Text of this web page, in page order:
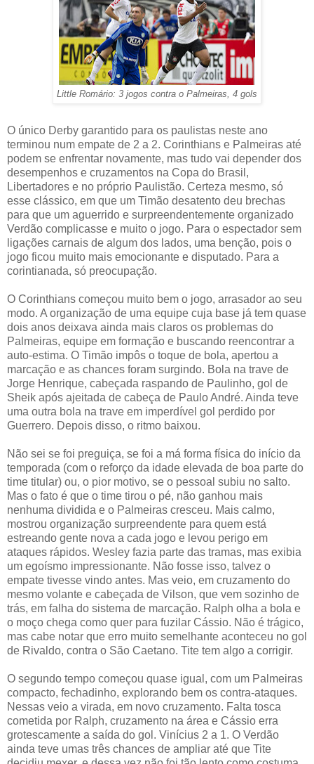
Little Romário: 3 jogos contra o Palmeiras, 4 gols
O único Derby garantido para os paulistas neste ano
terminou num empate de 2 a 2. Corinthians e Palmeiras até
podem se enfrentar novamente, mas tudo vai depender dos
desempenhos e cruzamentos na Copa do Brasil,
Libertadores e no próprio Paulistão. Certeza mesmo, só
esse clássico, em que um Timão desatento deu brechas
para que um aguerrido e surpreendentemente organizado
Verdão complicasse e muito o jogo. Para o espectador sem
ligações carnais de algum dos lados, uma benção, pois o
jogo ficou muito mais emocionante e disputado. Para a
corintianada, só preocupação.
O Corinthians começou muito bem o jogo, arrasador ao seu
modo. A organização de uma equipe cuja base já tem quase
dois anos deixava ainda mais claros os problemas do
Palmeiras, equipe em formação e buscando reencontrar a
auto-estima. O Timão impôs o toque de bola, apertou a
marcação e as chances foram surgindo. Bola na trave de
Jorge Henrique, cabeçada raspando de Paulinho, gol de
Sheik após ajeitada de cabeça de Paulo André. Ainda teve
uma outra bola na trave em imperdível gol perdido por
Guerrero. Depois disso, o ritmo baixou.
Não sei se foi preguiça, se foi a má forma física do início da
temporada (com o reforço da idade elevada de boa parte do
time titular) ou, o pior motivo, se o pessoal subiu no salto.
Mas o fato é que o time tirou o pé, não ganhou mais
nenhuma dividida e o Palmeiras cresceu. Mais calmo,
mostrou organização surpreendente para quem está
estreando gente nova a cada jogo e levou perigo em
ataques rápidos. Wesley fazia parte das tramas, mas exibia
um egoísmo impressionante. Não fosse isso, talvez o
empate tivesse vindo antes. Mas veio, em cruzamento do
mesmo volante e cabeçada de Vilson, que vem sozinho de
trás, em falha do sistema de marcação. Ralph olha a bola e
o moço chega como quer para fuzilar Cássio. Não é trágico,
mas cabe notar que erro muito semelhante aconteceu no gol
de Rivaldo, contra o São Caetano. Tite tem algo a corrigir.
O segundo tempo começou quase igual, com um Palmeiras
compacto, fechadinho, explorando bem os contra-ataques.
Nessas veio a virada, em novo cruzamento. Falta tosca
cometida por Ralph, cruzamento na área e Cássio erra
grotescamente a saída do gol. Vinícius 2 a 1. O Verdão
ainda teve umas três chances de ampliar até que Tite